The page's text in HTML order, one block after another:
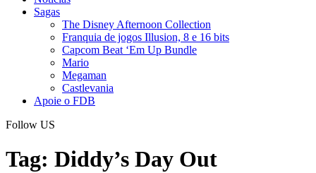
Sagas
The Disney Afternoon Collection
Franquia de jogos Illusion, 8 e 16 bits
Capcom Beat ‘Em Up Bundle
Mario
Megaman
Castlevania
Apoie o FDB
Follow US
Tag: Diddy’s Day Out